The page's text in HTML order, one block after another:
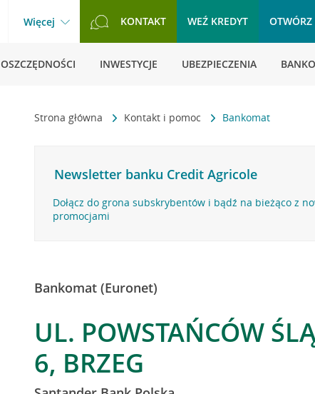
Więcej KONTAKT WEŹ KREDYT
OSZCZĘDNOŚCI INWESTYCJE UBEZPIECZENIA
Strona główna Kontakt i pomoc Bankomat
Newsletter banku Credit Agricole
Dołącz do grona subskrybentów i bądź na bieżąco z
promocjami
Bankomat (Euronet)
UL. POWSTAŃCÓW
6, BRZEG